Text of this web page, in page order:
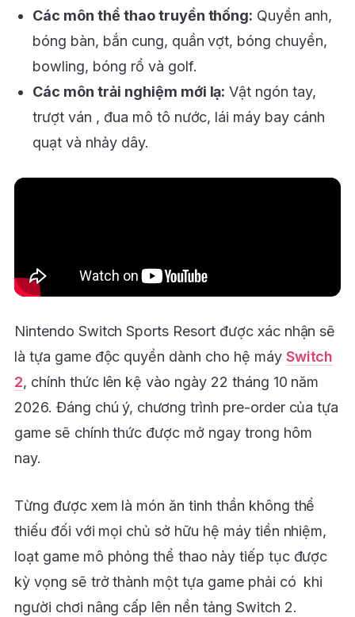
Các môn thể thao truyền thống: Quyền anh,
bóng bàn, bắn cung, quần vợt, bóng chuyền,
bowling, bóng rổ và golf.
Các môn trải nghiệm mới lạ: Vật ngón tay,
trượt ván , đua mô tô nước, lái máy bay cánh
quạt và nhảy dây.
Nintendo Switch Sports Resort được xác nhận sẽ
là tựa game độc quyền dành cho hệ máy Switch
2, chính thức lên kệ vào ngày 22 tháng 10 năm
2026. Đáng chú ý, chương trình pre-order của tựa
game sẽ chính thức được mở ngay trong hôm
nay.
Từng được xem là món ăn tinh thần không thể
thiếu đối với mọi chủ sở hữu hệ máy tiền nhiệm,
loạt game mô phỏng thể thao này tiếp tục được
kỳ vọng sẽ trở thành một tựa game phải có khi
người chơi nâng cấp lên nền tảng Switch 2.